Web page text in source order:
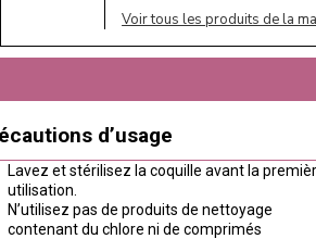
Voir tous les produits de la
d’usage
Lavez et stérilisez la coquille avant la
utilisation.
N’utilisez pas de produits de nettoyage
contenant du chlore ni de comprimés